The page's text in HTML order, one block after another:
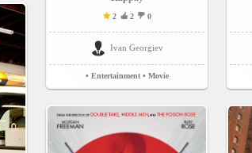
2 2 0
Ivan Georgiev
• Entertainment • Movie